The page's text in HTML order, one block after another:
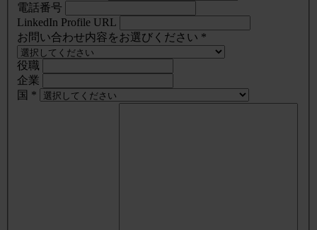
電話番号
LinkedIn Profile URL
お問い合わせ内容をお選びください *
役職
企業
国 *